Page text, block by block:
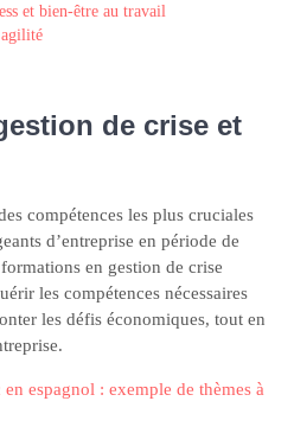
et bien-être au travail
de crise et
compétences les plus cruciales
d’entreprise en période de
en gestion de crise
les compétences nécessaires
les défis économiques, tout en
espagnol : exemple de thèmes à